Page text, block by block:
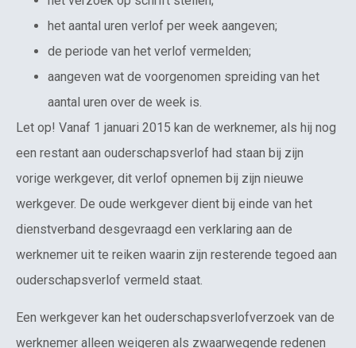
het aantal uren verlof per week aangeven;
de periode van het verlof vermelden;
aangeven wat de voorgenomen spreiding van het
aantal uren over de week is.
Let op! Vanaf 1 januari 2015 kan de werknemer, als hij nog
een restant aan ouderschapsverlof had staan bij zijn
vorige werkgever, dit verlof opnemen bij zijn nieuwe
werkgever. De oude werkgever dient bij einde van het
dienstverband desgevraagd een verklaring aan de
werknemer uit te reiken waarin zijn resterende tegoed aan
ouderschapsverlof vermeld staat.
Een werkgever kan het ouderschapsverlofverzoek van de
werknemer alleen weigeren als zwaarwegende redenen